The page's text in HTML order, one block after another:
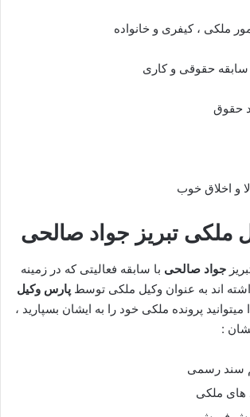
ملکی ، کیفری و خانواده
حقوق
و اخلاق خوب
ملکی تبریز جواد صالحی
جواد صالحی با سابقه فعالیتی که در زمینه
اند به عنوان وکیل ملکی توسط پارس وکیل
میتوانید پرونده ملکی خود را به ایشان بسپارید ،
:
سند رسمی
های ملکی